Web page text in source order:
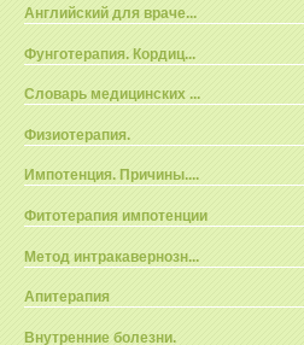
Английский для враче...
Фунготерапия. Кордиц...
Словарь медицинских ...
Физиотерапия.
Импотенция. Причины....
Фитотерапия импотенции
Метод интракавернозн...
Апитерапия
Внутренние болезни.